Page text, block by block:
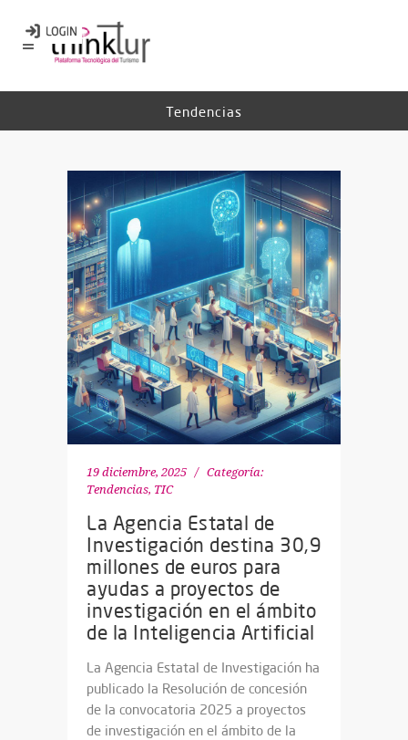
Tendencias
19 diciembre, 2025
Categoría:
Tendencias, TIC
La Agencia Estatal de
Investigación destina 30,9
millones de euros para
ayudas a proyectos de
investigación en el ámbito
de la Inteligencia Artificial
La Agencia Estatal de Investigación ha
publicado la Resolución de concesión
de la convocatoria 2025 a proyectos
de investigación en el ámbito de la